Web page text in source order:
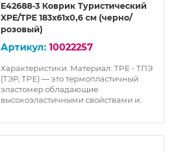
E42688-3 Коврик Туристический
XPE/TPE 183х61х0,6 см (черно/
розовый)
10022257
Характеристики: Материал: TPE - ТПЭ
(ТЭР, TPE) — это термопластичный
эластомер обладающие
высокоэластичными свойствами и..